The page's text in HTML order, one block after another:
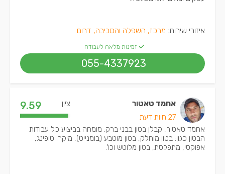
איזורי שירות: מרכז, השפלה והסביבה, דרום
זמינות מלאה לעבודה
055-4337923
אחמד טאטור
27 חוות דעת
ציון: 9.59
אחמד טאטור, קבלן בטון בבני ברק. מומחה בביצוע כל עבודות
הבטון כגון: בטון מוחלק, בטון מוטבע (בומנייט), מיקרו טופינג,
אפוקסי, מתפלסת, בטון מלוטש וכו'.